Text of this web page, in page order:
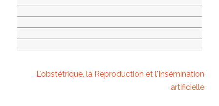
L'obstétrique, la Reproduction et l'Insémination
artificielle